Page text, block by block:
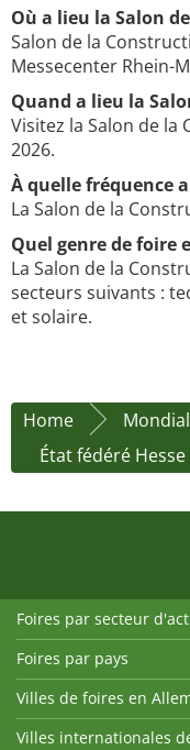
Où a lieu la Salon
Salon de la
Messecenter Rhein-
Quand a lieu la
Visitez la Salon de la
2026.
À quelle fréquence
La Salon de la
Quel genre de foire
La Salon de la
secteurs suivants :
et solaire.
Home Mondial
État fédéré Hesse
Foires par secteur
Foires par pays
Villes de foires en
Villes internationales